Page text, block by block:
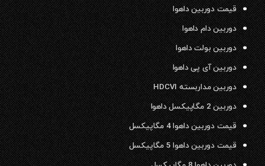
قیمت دوربین داهوا
دوربین دام داهوا
دوربین بولت داهوا
دوربین آی پی داهوا
دوربین مداربسته HDCVI
دوربین 2 مگاپیکسل داهوا
قیمت دوربین داهوا 4 مگاپیکسل
قیمت دوربین داهوا 5 مگاپیکسل